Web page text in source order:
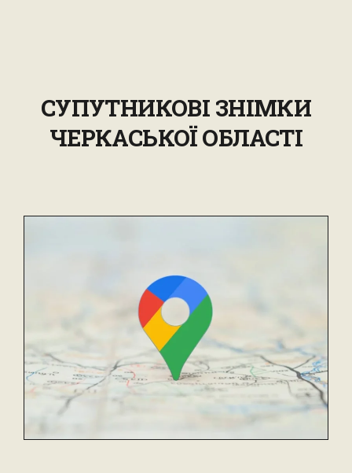
СУПУТНИКОВІ ЗНІМКИ
ЧЕРКАСЬКОЇ ОБЛАСТІ